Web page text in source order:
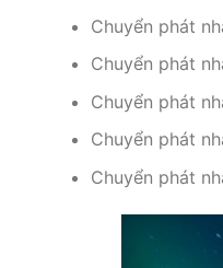
Chuyển phát
Chuyển phát
Chuyển phát
Chuyển phát
Chuyển phát